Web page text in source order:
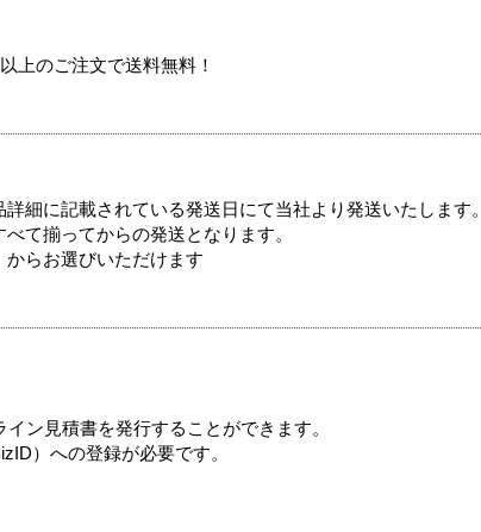
上のご注文で送料無料！
細に記載されている発送日にて当社より発送いたします。
て揃ってからの発送となります。
らお選びいただけます
ン見積書を発行することができます。
）への登録が必要です。